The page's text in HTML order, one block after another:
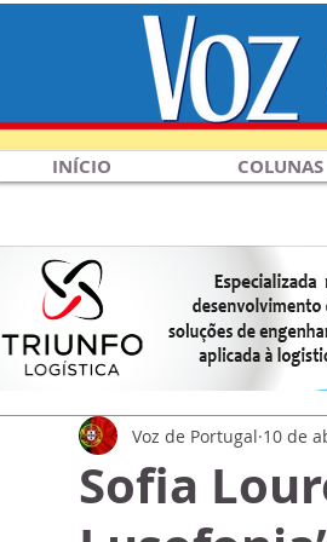
INÍCIO COLUNAS
Sofia
Voz de Portugal 10 de